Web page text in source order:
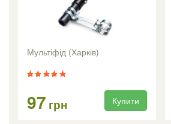
Мультіфід (Харків)
97 грн Купити